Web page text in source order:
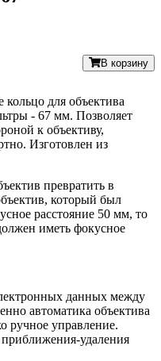
В корзину
для объектива
- 67 мм. Позволяет
к объективу,
Изготовлен из
превратить в
который был
расстояние 50 мм, то
иметь фокусное
данных между
автоматика объектива
ручное управление.
удаления